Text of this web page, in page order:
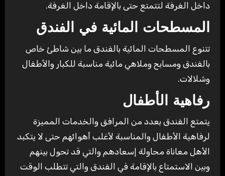
داخل الغرفة لتتمتع حتى بالإقامة داخل الغرفة.
المسطحات المائية في الفندق
تتنوع المسطحات المائية بالفندق ما بين شاطئ خاص
بالفندق ومسابح وملاهي مائية مناسبة للكبار والأطفال
وشلالات.
رفاهية الأطفال
يتمتع الفندق بعدد من المرافق والخدمات المميزة
لرفاهية الأطفال والمناسبة لأغلب أهوائهم حتى لا يتكبد
الأهل معاناة محاولة إسعادهم والتي قد تحول بينهم
وبين الاستمتاع بالإقامة في الفندق والتي تتطلب الوقت